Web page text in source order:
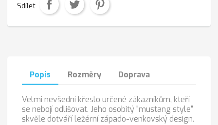
Sdílet
Popis Rozměry Doprava
Velmi nevšední křeslo určené zákazníkům, kteří
se nebojí odlišovat. Jeho osobitý "mustang style"
skvěle dotváří ležérní západo-venkovský design.